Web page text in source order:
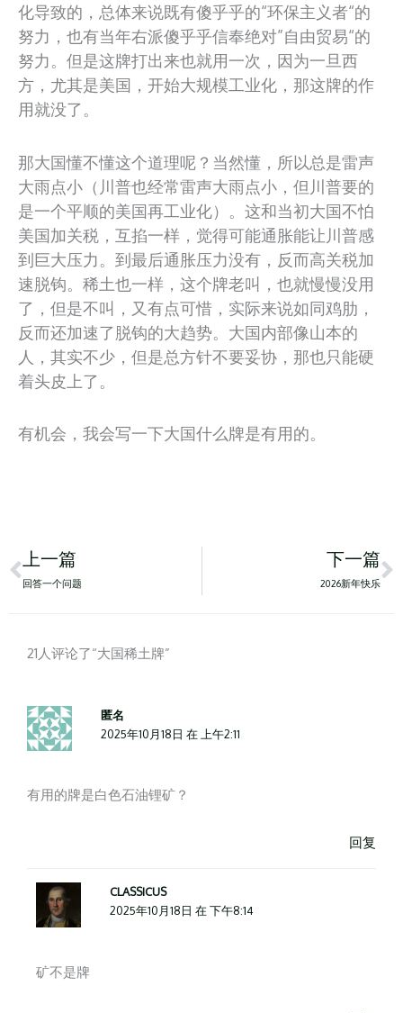
化导致的，总体来说既有傻乎乎的“环保主义者“的
努力，也有当年右派傻乎乎信奉绝对”自由贸易“的
努力。但是这牌打出来也就用一次，因为一旦西
方，尤其是美国，开始大规模工业化，那这牌的作
用就没了。
那大国懂不懂这个道理呢？当然懂，所以总是雷声
大雨点小（川普也经常雷声大雨点小，但川普要的
是一个平顺的美国再工业化）。这和当初大国不怕
美国加关税，互掐一样，觉得可能通胀能让川普感
到巨大压力。到最后通胀压力没有，反而高关税加
速脱钩。稀土也一样，这个牌老叫，也就慢慢没用
了，但是不叫，又有点可惜，实际来说如同鸡肋，
反而还加速了脱钩的大趋势。大国内部像山本的
人，其实不少，但是总方针不要妥协，那也只能硬
着头皮上了。
有机会，我会写一下大国什么牌是有用的。
Prev
上一篇
回答一个问题
下一篇
2026新年快乐
21人评论了“大国稀土牌”
匿名
2025年10月18日 在 上午2:11
有用的牌是白色石油锂矿？
回复
CLASSICUS
2025年10月18日 在 下午8:14
矿不是牌